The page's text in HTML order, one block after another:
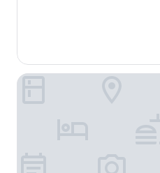
Hotel 88 Banjarmasin by WH